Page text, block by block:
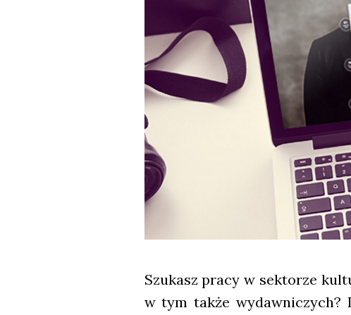
Szu­kasz pra­cy w sek­to­rze
w tym tak­że wydaw­ni­czych?